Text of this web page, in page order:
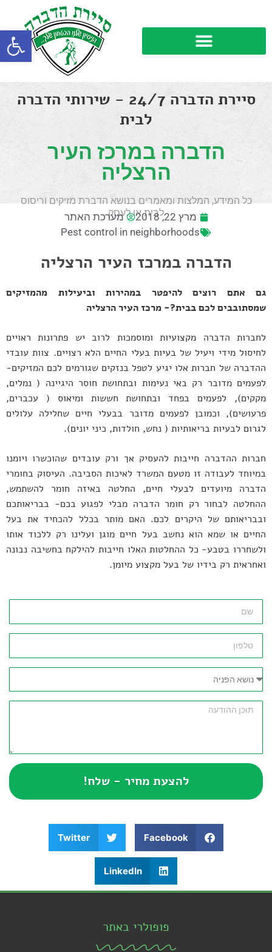
פתח
סיירת הדברה 24/7 - שירותי הדברה
לבית
הדברה במרכז העיר
הרצליה
כל המידע, המלצות ומאמרים בנושא הדברת מזיקים וריסוס
לבית או לעסק
מרץ 22, 2018
מערכת האתר
Pest control in neighborhoods
הדברה במרכז העיר הרצליה
גם אתם רוצים להיפטר במהירות וביעילות מהמזיקים
שמסתובבים לכם בבית?- מרכז העיר הרצליה
לחברות הדברה מקצועיות ומוסמכות לרוב יש פתרונות ראויים
לחיסול מידי ויעיל של בעיות בעלי החיים הלא רצויים. צוות עובדי
ההדברה של חברות אלו יגיע לטפל בנזקים שגורמים לכם המזיקים-
לפעמים מדובר רק באי נעימות ובתחושת חוסר היגיינה ( נמלים,
מקקים), לפעמים בפחד ובתחושת חששות ומיאוס ( עכברים,
פרעושים), וכמובן לפעמים מדובר בבעלי חיים שחלילה עלולים
לגרום לבעיות בריאותיות ( נחש, חולדות, כיני יונים).
חברות ההדברה חייבות להעסיק אך ורק עובדים שהוכשרו ויומנו
במיוחד לעבודה זו מטעם המשרד לאיכות הסביבה. העיסוק בחומרי
הדברה מיועדים לבעלי חיים, החלטה באיזה חומר להשתמש,
ההחלטה לבחור רק חומר הדברה מבלי לפגוע בכם- בבריאותכם
ובבריאותם של היקרים לכם. האם מותר בכלל להכחיד את בעל
החיים או שמא הוא נחשב בעל חיים מוגן ועלינו רק ללכוד אותו
ולשחררו בטבע- כל ההחלטות האלו חייבות להילקח בחשיבה נבונה
ואחראית רק בידיו של בעל מקצוע מיומן.
להצעת מחיר - שלח!
Facebook
Twitter
LinkedIn
פופולרי באתר